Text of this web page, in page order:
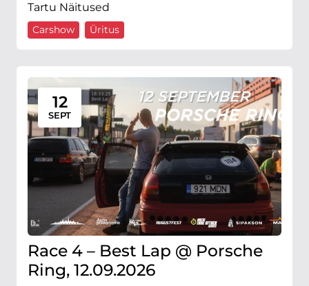
Tartu Näitused
Carshow Üritus
12
SEPT
Race 4 – Best Lap @ Porsche
Ring, 12.09.2026